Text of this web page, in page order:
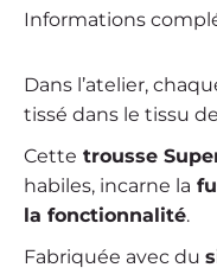
Informations
Dans l’atelier,
tissé dans le tissu
Cette trousse
habiles, incarne la
la fonctionnalité.
Fabriquée avec du